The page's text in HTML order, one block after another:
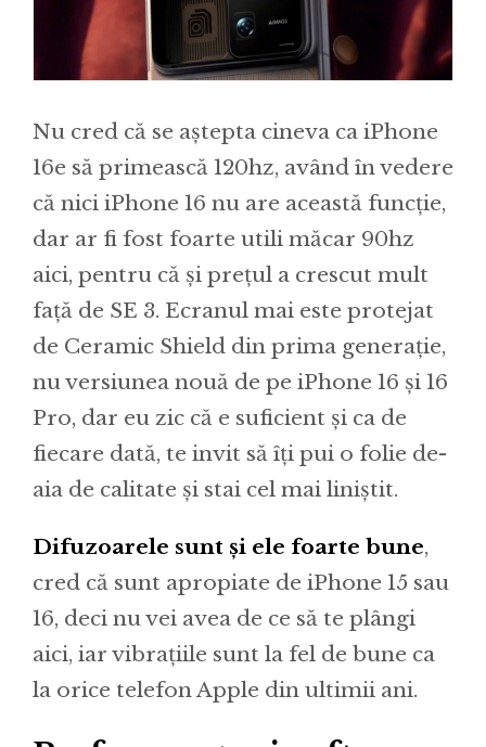
Nu cred că se aștepta cineva ca iPhone
16e să primească 120hz, având în vedere
că nici iPhone 16 nu are această funcție,
dar ar fi fost foarte utili măcar 90hz
aici, pentru că și prețul a crescut mult
față de SE 3. Ecranul mai este protejat
de Ceramic Shield din prima generație,
nu versiunea nouă de pe iPhone 16 și 16
Pro, dar eu zic că e suficient și ca de
fiecare dată, te invit să îți pui o folie de-
aia de calitate și stai cel mai liniștit.
Difuzoarele sunt și ele foarte bune,
cred că sunt apropiate de iPhone 15 sau
16, deci nu vei avea de ce să te plângi
aici, iar vibrațiile sunt la fel de bune ca
la orice telefon Apple din ultimii ani.